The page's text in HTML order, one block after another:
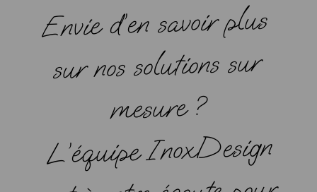
Envie d’en savoir plus
sur nos solutions sur
mesure ?
L’équipe InoxDesign